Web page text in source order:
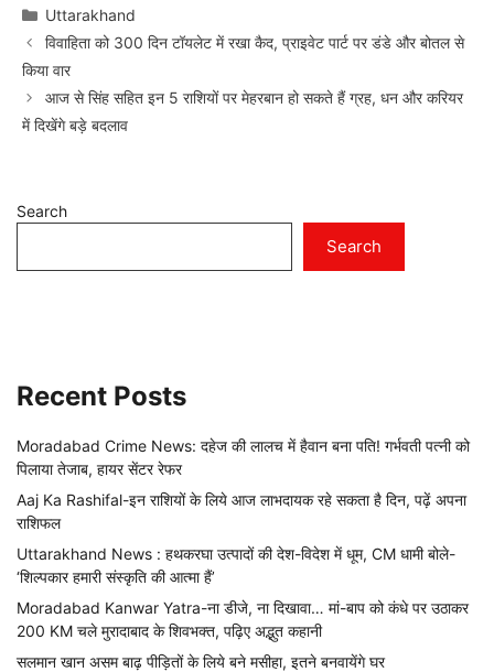
Categories
Uttarakhand
विवाहिता को 300 दिन टॉयलेट में रखा कैद, प्राइवेट पार्ट पर डंडे और बोतल से
किया वार
आज से सिंह सहित इन 5 राशियों पर मेहरबान हो सकते हैं ग्रह, धन और करियर
में दिखेंगे बड़े बदलाव
Search
Search
Recent Posts
Moradabad Crime News: दहेज की लालच में हैवान बना पति! गर्भवती पत्नी को
पिलाया तेजाब, हायर सेंटर रेफर
Aaj Ka Rashifal-इन राशियों के लिये आज लाभदायक रहे सकता है दिन, पढ़ें अपना
राशिफल
Uttarakhand News : हथकरघा उत्पादों की देश-विदेश में धूम, CM धामी बोले-
‘शिल्पकार हमारी संस्कृति की आत्मा हैं’
Moradabad Kanwar Yatra-ना डीजे, ना दिखावा… मां-बाप को कंधे पर उठाकर
200 KM चले मुरादाबाद के शिवभक्त, पढ़िए अद्भुत कहानी
सलमान खान असम बाढ़ पीड़ितों के लिये बने मसीहा, इतने बनवायेंगे घर